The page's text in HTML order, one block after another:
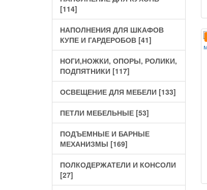
[114]
НАПОЛНЕНИЯ ДЛЯ ШКАФОВ
КУПЕ И ГАРДЕРОБОВ [41]
НОГИ,НОЖКИ, ОПОРЫ, РОЛИКИ,
ПОДПЯТНИКИ [117]
ОСВЕЩЕНИЕ ДЛЯ МЕБЕЛИ [133]
ПЕТЛИ МЕБЕЛЬНЫЕ [53]
ПОДЪЕМНЫЕ И БАРНЫЕ
МЕХАНИЗМЫ [169]
ПОЛКОДЕРЖАТЕЛИ И КОНСОЛИ
[27]